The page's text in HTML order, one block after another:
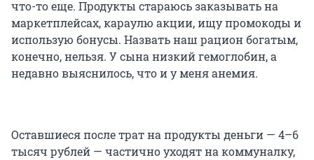
что-то еще. Продукты стараюсь заказывать на
маркетплейсах, караулю акции, ищу промокоды и
использую бонусы. Назвать наш рацион богатым,
конечно, нельзя. У сына низкий гемоглобин, а
недавно выяснилось, что и у меня анемия.
Оставшиеся после трат на продукты деньги — 4–6
тысяч рублей — частично уходят на коммуналку,